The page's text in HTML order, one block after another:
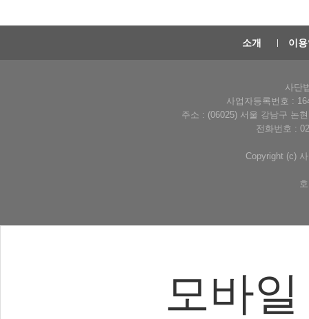
소개 이
사단
사업자등록번호 :
주소 : (06025) 서울 강남구 논
전화번호 :
Copyright (c)
모바